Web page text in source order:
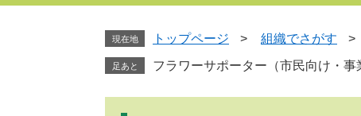
文
現在地 トップページ > 組織でさがす >
足あと フラワーサポーター（市民向け・事